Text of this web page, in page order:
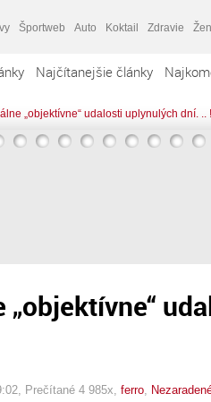
Športweb Auto Koktail Zdravie
Najčítanejšie články
„objektívne“ udalosti uplynulých dní. .. !
„objektívne“
, Prečítané 4 985x, ferro